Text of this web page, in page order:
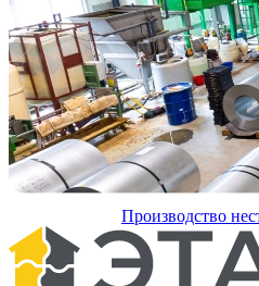
Производство